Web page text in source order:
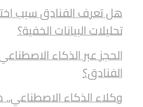
هل تعرف الفنادق سبب
تحليلات البيانات الخفية؟
الحجز عبر الذكاء
الفنادق؟
وكلاء الذكاء